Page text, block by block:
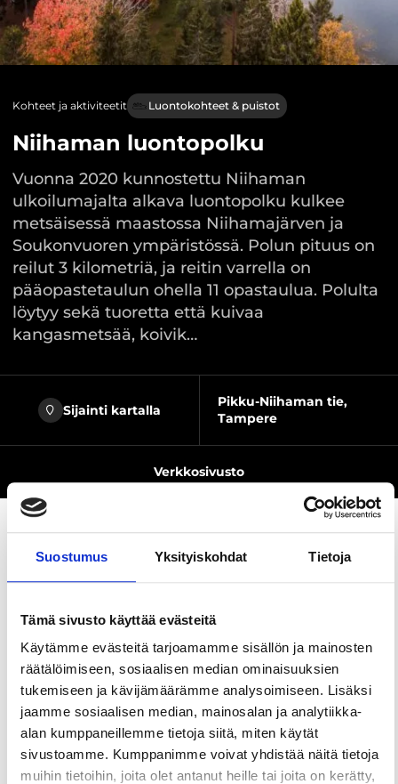
Suostumus Yksityiskohdat Tietoja
Tämä sivusto käyttää evästeitä
Käytämme evästeitä tarjoamamme sisällön ja mainosten
räätälöimiseen, sosiaalisen median ominaisuuksien
tukemiseen ja kävijämäärämme analysoimiseen. Lisäksi
jaamme sosiaalisen median, mainosalan ja analytiikka-
alan kumppaneillemme tietoja siitä, miten käytät
sivustoamme. Kumppanimme voivat yhdistää näitä tietoja
muihin tietoihin, joita olet antanut heille tai joita on kerätty,
Kohteet ja aktiviteetit Luontokohteet & puistot
Niihaman luontopolku
Vuonna 2020 kunnostettu Niihaman
ulkoilumajalta alkava luontopolku kulkee
metsäisessä maastossa Niihamajärven ja
Soukonvuoren ympäristössä. Polun pituus on
reilut 3 kilometriä, ja reitin varrella on
pääopastetaulun ohella 11 opastaulua. Polulta
löytyy sekä tuoretta että kuivaa
kangasmetsää, koivik…
Sijainti kartalla
Pikku-Niihaman tie,
Tampere
Verkkosivusto
ulkoilumajalta alkava luontopolku kulkee
metsäisessä maastossa Niihamajärven ja
Soukonvuoren ympäristössä.
Polun pituus on reilut 3 kilometriä, ja reitin varrella
on pääopastetaulun ohella 11 opastaulua. Polulta
löytyy sekä tuoretta että kuivaa kangasmetsää,